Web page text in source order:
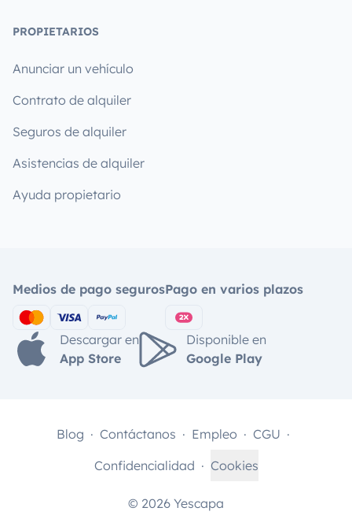
PROPIETARIOS
Anunciar un vehículo
Contrato de alquiler
Seguros de alquiler
Asistencias de alquiler
Ayuda propietario
Medios de pago segurosPago en varios plazos
Descargar en
App Store
Disponible en
Google Play
© 2026 Yescapa
Blog Contáctanos Empleo
CGU
Confidencialidad
Cookies